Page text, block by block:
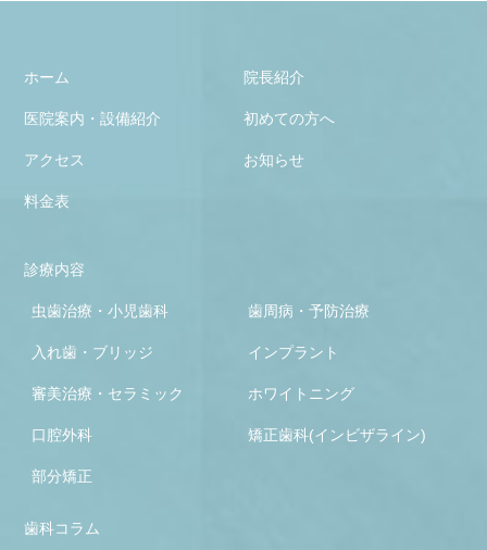
ホーム 院長紹介
医院案内・設備紹介 初めての方へ
アクセス お知らせ
料金表
診療内容
虫歯治療・小児歯科 歯周病・予防治療
入れ歯・ブリッジ インプラント
審美治療・セラミック ホワイトニング
口腔外科 矯正歯科(インビザライン)
部分矯正
歯科コラム